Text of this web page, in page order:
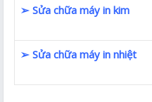
➢ Sửa chữa máy in kim
➢ Sửa chữa máy in nhiệt